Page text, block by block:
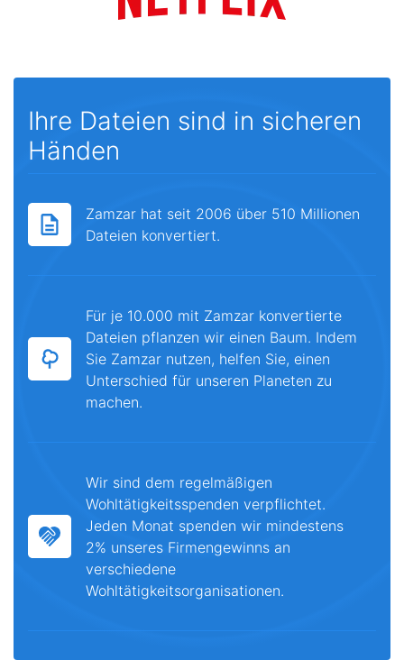
Ihre Dateien sind in sicheren
Händen
Zamzar hat seit 2006 über 510 Millionen
Dateien konvertiert.
Für je 10.000 mit Zamzar konvertierte
Dateien pflanzen wir einen Baum. Indem
Sie Zamzar nutzen, helfen Sie, einen
Unterschied für unseren Planeten zu
machen.
Wir sind dem regelmäßigen
Wohltätigkeitsspenden verpflichtet.
Jeden Monat spenden wir mindestens
2% unseres Firmengewinns an
verschiedene
Wohltätigkeitsorganisationen.